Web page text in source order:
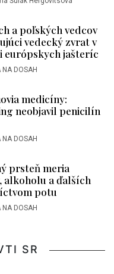
a poľských vedcov
vedecký zvrat v
európskych jašteríc
NA DOSAH
medicíny:
neobjavil penicilín
NA DOSAH
prsteň meria
alkoholu a ďalších
potu
NA DOSAH
SR